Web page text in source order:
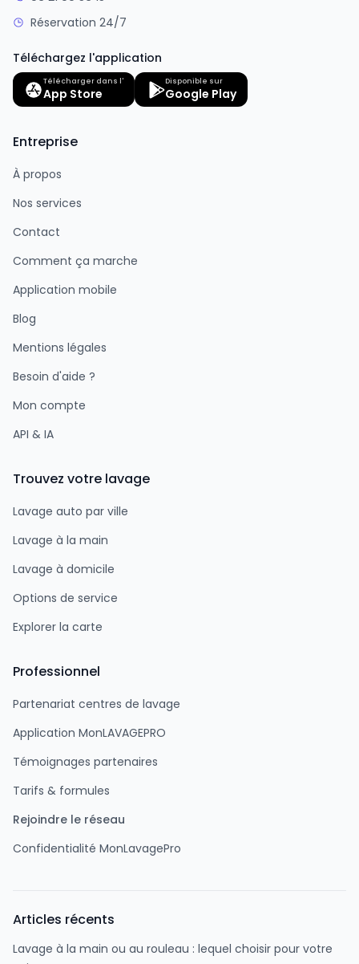
Réservation 24/7
Téléchargez l'application
Télécharger dans l'
App Store
Disponible sur
Google Play
Entreprise
À propos
Nos services
Contact
Comment ça marche
Application mobile
Blog
Mentions légales
Besoin d'aide ?
Mon compte
API & IA
Trouvez votre lavage
Lavage auto par ville
Lavage à la main
Lavage à domicile
Options de service
Explorer la carte
Professionnel
Partenariat centres de lavage
Application MonLAVAGEPRO
Témoignages partenaires
Tarifs & formules
Rejoindre le réseau
Confidentialité MonLavagePro
Articles récents
Lavage à la main ou au rouleau : lequel choisir pour votre